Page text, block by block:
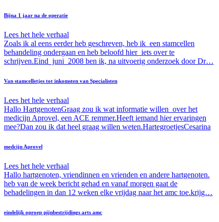
Bijna 1 jaar na de operatie
Lees het hele verhaal
Zoals ik al eens eerder heb geschreven, heb ik een stamcellen
behandeling ondergaan en heb beloofd hier iets over te
schrijven.Eind juni 2008 ben ik, na uitvoerig onderzoek door Dr…
Van stamcelletjes tot inkomsten van Specialisten
Lees het hele verhaal
Hallo HartgenotenGraag zou ik wat informatie willen over het
medicijn Aprovel, een ACE remmer.Heeft iemand hier ervaringen
mee?Dan zou ik dat heel graag willen weten.HartegroetjesCesarina
medcijn Aprovel
Lees het hele verhaal
Hallo hartgenoten, vriendinnen en vrienden en andere hartgenoten.
heb van de week bericht gehad en vanaf morgen gaat de
behadelingen in dan 12 weken elke vrijdag naar het amc toe.krijg…
eindelijk oproep pijnbestrijdings arts amc